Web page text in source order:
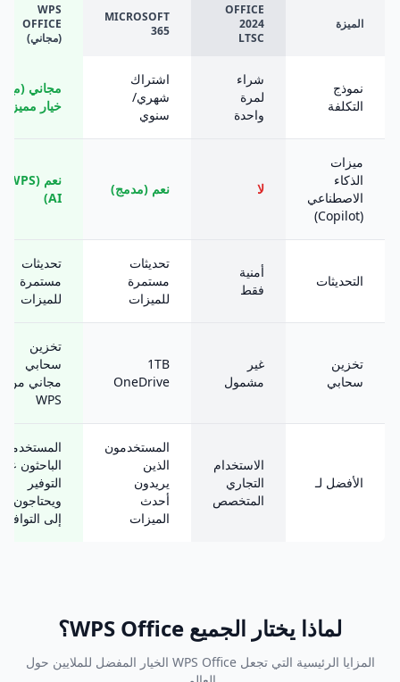
الميزة
OFFICE
2024
LTSC
MICROSOFT
365
WPS
OFFICE
(مجاني)
نموذج
التكلفة
شراء
لمرة
واحدة
اشتراك
شهري/
سنوي
مجاني (مع
خيار مميز)
ميزات
الذكاء
الاصطناعي
(Copilot)
لا نعم (مدمج)
نعم (WPS
AI)
التحديثات
أمنية
فقط
تحديثات
مستمرة
للميزات
تحديثات
مستمرة
للميزات
تخزين
سحابي
غير
مشمول
1TB
OneDrive
تخزين
سحابي
مجاني من
WPS
الأفضل لـ
الاستخدام
التجاري
المتخصص
المستخدمون
الذين
يريدون
أحدث
الميزات
الباحثون عن
التوفير
ويحتاجون
إلى التوافق
لماذا يختار الجميع WPS Office؟
المزايا الرئيسية التي تجعل WPS Office الخيار المفضل للملايين حول